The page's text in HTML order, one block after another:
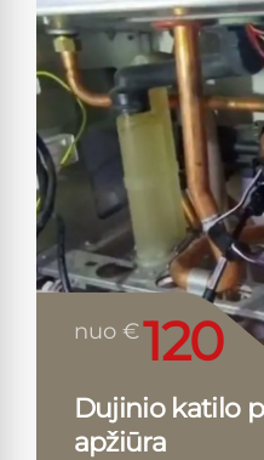
nuo €120
Dujinio katilo
apžiūra